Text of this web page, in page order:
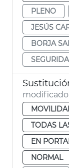
PLENO
JESÚS
BORJA
modificado
TODAS
EN
NORMAL